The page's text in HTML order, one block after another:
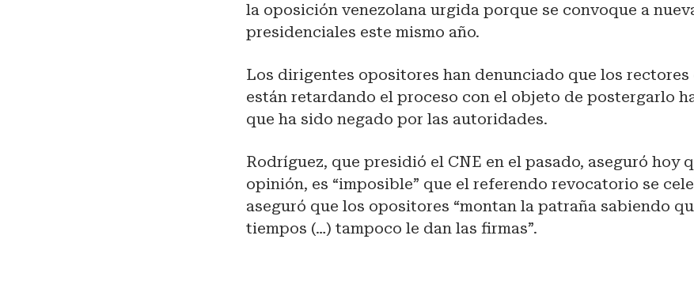
la oposición venezolana urgida porque se convoque a
presidenciales este mismo año.
Los dirigentes opositores han denunciado que los rectores
están retardando el proceso con el objeto de postergarlo
que ha sido negado por las autoridades.
Rodríguez, que presidió el CNE en el pasado, aseguró hoy
opinión, es “imposible” que el referendo revocatorio se
aseguró que los opositores “montan la patraña sabiendo
tiempos (…) tampoco le dan las firmas”.